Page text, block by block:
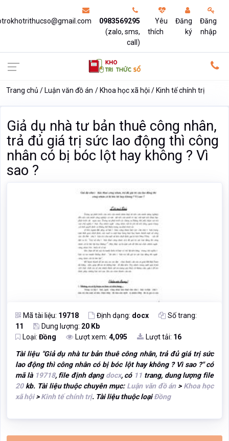
0983569295
(zalo, sms,
call)
Yêu
thích
Đăng
ký
Đăng
nhập
Trang chủ Luận văn đồ án Khoa học xã hội Kinh tế chính trị
Giả dụ nhà tư bản thuê công nhân,
trả đủ giá trị sức lao động thì công
nhân có bị bóc lột hay không ? Vì
sao ?
Mã tài liệu: 19718 Định dạng: docx
Số trang:
11
Dung lượng: 20 Kb
Loại: Đồng Lượt xem: 4,095 Lượt tải: 16
Tài liệu "Giả dụ nhà tư bản thuê công nhân, trả đủ giá trị sức
lao động thì công nhân có bị bóc lột hay không ? Vì sao ?" có
mã là 19718, file định dạng docx, có 11 trang, dung lượng file
20kb. Tài liệu thuộc chuyên mục: Luận văn đồ án> Khoa học
xã hội>Kinh tế chính trị. Tài liệu thuộc loạiĐồng